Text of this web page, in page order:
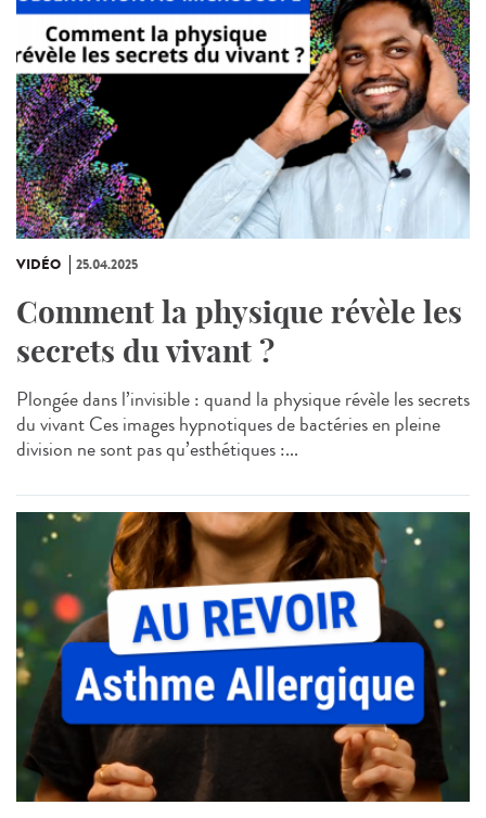
VIDÉO 25.04.2025
Comment la physique révèle les
secrets du vivant ?
Plongée dans l’invisible : quand la physique révèle les secrets
du vivant Ces images hypnotiques de bactéries en pleine
division ne sont pas qu’esthétiques :...